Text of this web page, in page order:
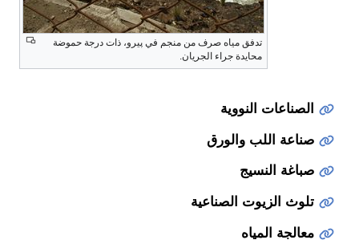
تدفق مياه صرف من منجم في پيرو، ذات درجة حموضة
محايدة جراء الجريان.
الصناعات النووية
صناعة اللب والورق
صباغة النسيج
تلوث الزيوت الصناعية
معالجة المياه